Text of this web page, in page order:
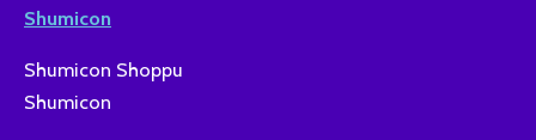
Shumicon
Shumicon Shoppu
Shumicon